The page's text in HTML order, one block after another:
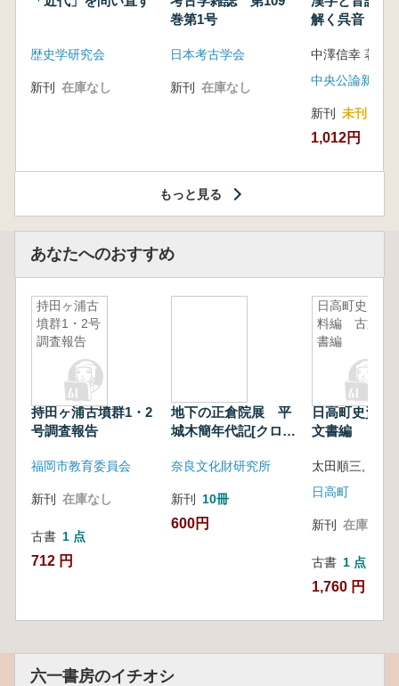
歴史学研究会
新刊 在庫なし
巻第1号
日本考古学会
新刊 在庫なし
解く呉音・漢
中澤信幸 著
中央公論新社
新刊 未刊
1,012円
もっと見る
あなたへのおすすめ
持田ヶ浦古
墳群1・2号
調査報告
持田ヶ浦古墳群1・2
号調査報告
福岡市教育委員会
新刊 在庫なし
古書 1 点
712 円
地下の正倉院展 平
城木簡年代記[クロニ
奈良文化財研究所
新刊 10冊
600円
日高町史資
料編 古文
書編
日高町史資
文書編
日高町
新刊 在庫なし
古書 1 点
1,760 円
六一書房のイチオシ